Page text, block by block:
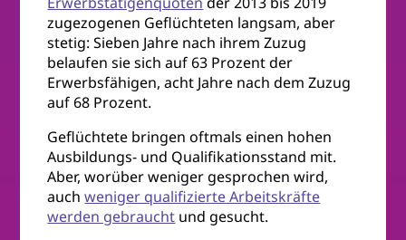
zugezogenen Geflüchteten langsam, aber
stetig: Sieben Jahre nach ihrem Zuzug
belaufen sie sich auf 63 Prozent der
Erwerbsfähigen, acht Jahre nach dem Zuzug
auf 68 Prozent.
Geflüchtete bringen oftmals einen hohen
Ausbildungs- und Qualifikationsstand mit.
Aber, worüber weniger gesprochen wird,
auchweniger qualifizierte Arbeitskräfte
werden gebraucht und gesucht.